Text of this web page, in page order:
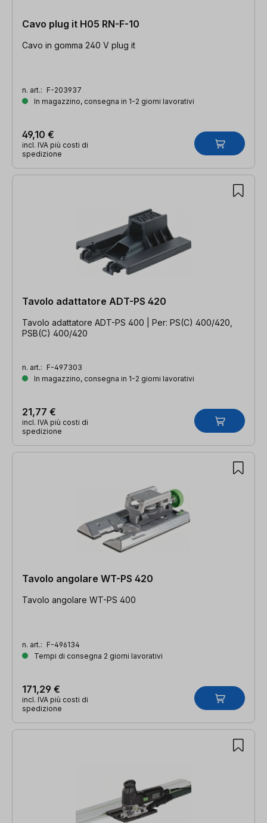
Cavo plug it H05 RN-F-10
Cavo in gomma 240 V plug it
n. art.: F-203937
In magazzino, consegna in 1-2 giorni lavorativi
49,10 €
incl. IVA più costi di
spedizione
Tavolo adattatore ADT-PS 420
Tavolo adattatore ADT-PS 400 | Per: PS(C) 400/420,
PSB(C) 400/420
n. art.: F-497303
In magazzino, consegna in 1-2 giorni lavorativi
21,77 €
incl. IVA più costi di
spedizione
Tavolo angolare WT-PS 420
Tavolo angolare WT-PS 400
n. art.: F-496134
Tempi di consegna 2 giorni lavorativi
171,29 €
incl. IVA più costi di
spedizione